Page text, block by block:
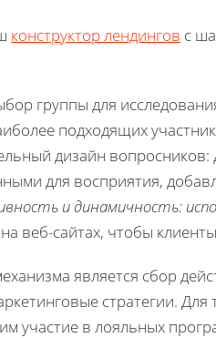
конструктор лендингов с
группы для
подходящих
дизайн
для восприятия,
и динамичность:
веб-сайтах, чтобы
является сбор
стратегии.
участие в лояльных